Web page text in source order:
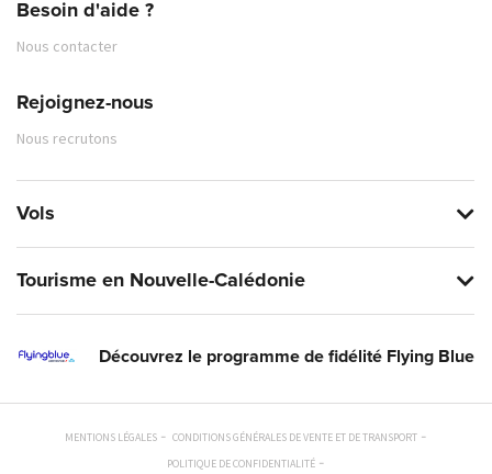
Besoin d'aide ?
Nous contacter
Rejoignez-nous
Nous recrutons
Vols
Tourisme en Nouvelle-Calédonie
Découvrez le programme de fidélité Flying Blue
MENTIONS LÉGALES
CONDITIONS GÉNÉRALES DE VENTE ET DE TRANSPORT
POLITIQUE DE CONFIDENTIALITÉ